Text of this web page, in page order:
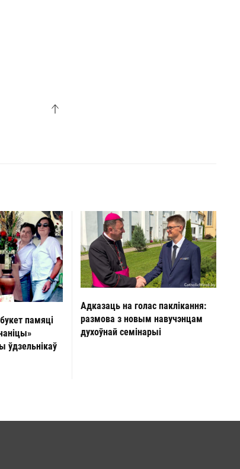
памяці
Адказаць на голас паклікання:
размова з новым навучэнцам
духоўнай семінарыі